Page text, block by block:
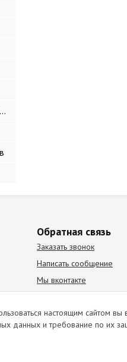
Холодильники автомобильные
Обратная связь
Заказать звонок
Написать сообщение
Мы вконтакте
Копирование материалов
настоящим сайтом
данных и требование по их